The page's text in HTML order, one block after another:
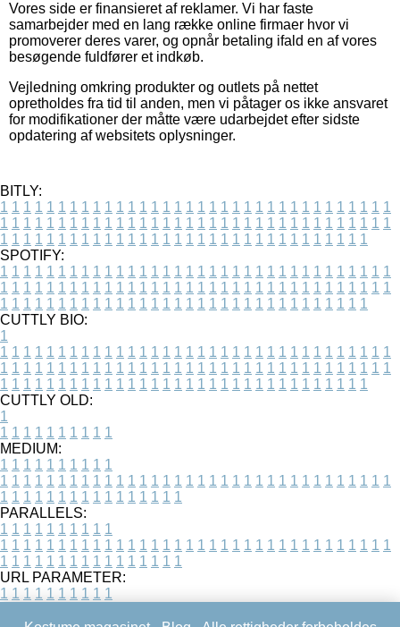
Vores side er finansieret af reklamer. Vi har faste
samarbejder med en lang række online firmaer hvor vi
promoverer deres varer, og opnår betaling ifald en af vores
besøgende fuldfører et indkøb.
Vejledning omkring produkter og outlets på nettet
opretholdes fra tid til anden, men vi påtager os ikke ansvaret
for modifikationer der måtte være udarbejdet efter sidste
opdatering af websitets oplysninger.
BITLY:
1 1 1 1 1 1 1 1 1 1 1 1 1 1 1 1 1 1 1 1 1 1 1 1 1 1 1 1 1 1 1 1 1 1
1 1 1 1 1 1 1 1 1 1 1 1 1 1 1 1 1 1 1 1 1 1 1 1 1 1 1 1 1 1 1 1 1 1
1 1 1 1 1 1 1 1 1 1 1 1 1 1 1 1 1 1 1 1 1 1 1 1 1 1 1 1 1 1 1 1
SPOTIFY:
1 1 1 1 1 1 1 1 1 1 1 1 1 1 1 1 1 1 1 1 1 1 1 1 1 1 1 1 1 1 1 1 1 1
1 1 1 1 1 1 1 1 1 1 1 1 1 1 1 1 1 1 1 1 1 1 1 1 1 1 1 1 1 1 1 1 1 1
1 1 1 1 1 1 1 1 1 1 1 1 1 1 1 1 1 1 1 1 1 1 1 1 1 1 1 1 1 1 1 1
CUTTLY BIO:
1
1 1 1 1 1 1 1 1 1 1 1 1 1 1 1 1 1 1 1 1 1 1 1 1 1 1 1 1 1 1 1 1 1 1
1 1 1 1 1 1 1 1 1 1 1 1 1 1 1 1 1 1 1 1 1 1 1 1 1 1 1 1 1 1 1 1 1 1
1 1 1 1 1 1 1 1 1 1 1 1 1 1 1 1 1 1 1 1 1 1 1 1 1 1 1 1 1 1 1 1
CUTTLY OLD:
1
1 1 1 1 1 1 1 1 1 1
MEDIUM:
1 1 1 1 1 1 1 1 1 1
1 1 1 1 1 1 1 1 1 1 1 1 1 1 1 1 1 1 1 1 1 1 1 1 1 1 1 1 1 1 1 1 1 1
1 1 1 1 1 1 1 1 1 1 1 1 1 1 1 1
PARALLELS:
1 1 1 1 1 1 1 1 1 1
1 1 1 1 1 1 1 1 1 1 1 1 1 1 1 1 1 1 1 1 1 1 1 1 1 1 1 1 1 1 1 1 1 1
1 1 1 1 1 1 1 1 1 1 1 1 1 1 1 1
URL PARAMETER:
1 1 1 1 1 1 1 1 1 1